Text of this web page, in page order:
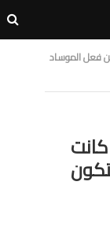
فعل الموساد